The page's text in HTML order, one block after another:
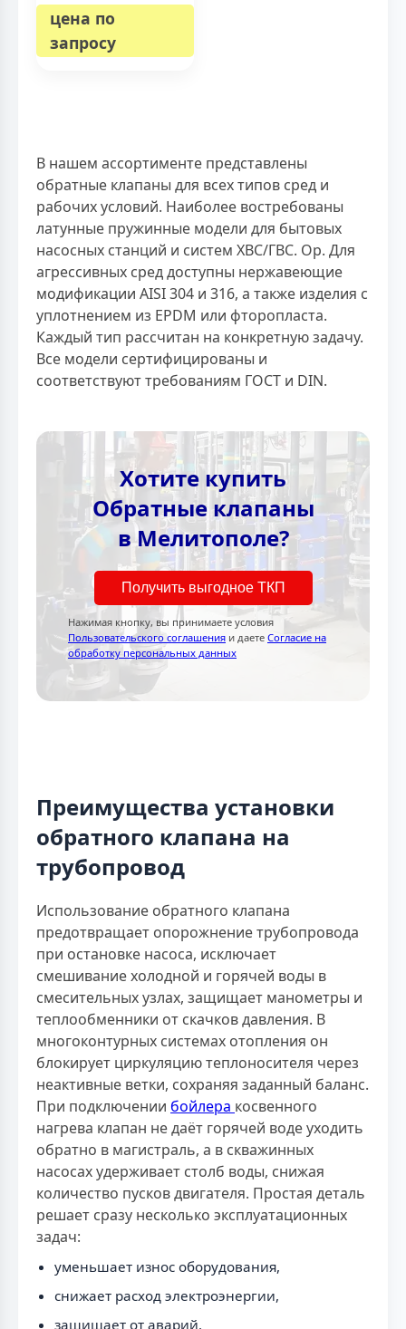
цена по
запросу
В нашем ассортименте представлены
обратные клапаны для всех типов сред и
рабочих условий. Наиболее востребованы
латунные пружинные модели для бытовых
насосных станций и систем ХВС/ГВС. Ор. Для
агрессивных сред доступны нержавеющие
модификации AISI 304 и 316, а также изделия с
уплотнением из EPDM или фторопласта.
Каждый тип рассчитан на конкретную задачу.
Все модели сертифицированы и
соответствуют требованиям ГОСТ и DIN.
Хотите купить
Обратные клапаны
в Мелитополе?
Получить выгодное ТКП
Нажимая кнопку, вы принимаете условия
Пользовательского соглашения и даете Согласие на
обработку персональных данных
Преимущества установки
обратного клапана на
трубопровод
Использование обратного клапана
предотвращает опорожнение трубопровода
при остановке насоса, исключает
смешивание холодной и горячей воды в
смесительных узлах, защищает манометры и
теплообменники от скачков давления. В
многоконтурных системах отопления он
блокирует циркуляцию теплоносителя через
неактивные ветки, сохраняя заданный баланс.
При подключении бойлера косвенного
нагрева клапан не даёт горячей воде уходить
обратно в магистраль, а в скважинных
насосах удерживает столб воды, снижая
количество пусков двигателя. Простая деталь
решает сразу несколько эксплуатационных
задач:
уменьшает износ оборудования,
снижает расход электроэнергии,
защищает от аварий.